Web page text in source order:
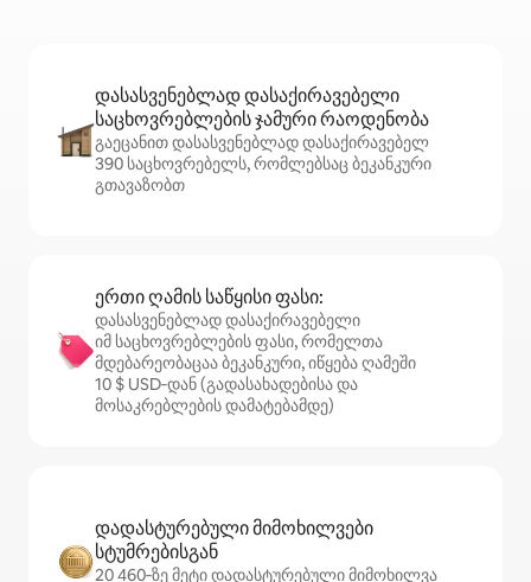
დასასვენებლად დასაქირავებელი
საცხოვრებლების ჯამური რაოდენობა
გაეცანით დასასვენებლად დასაქირავებელ
390 საცხოვრებელს, რომლებსაც ბეკანკური
გთავაზობთ
ერთი ღამის საწყისი ფასი:
დასასვენებლად დასაქირავებელი
იმ საცხოვრებლების ფასი, რომელთა
მდებარეობაცაა ბეკანკური, იწყება ღამეში
10 $ USD‑დან (გადასახადებისა და
მოსაკრებლების დამატებამდე)
დადასტურებული მიმოხილვები
სტუმრებისგან
20 460‑ზე მეტი დადასტურებული მიმოხილვა